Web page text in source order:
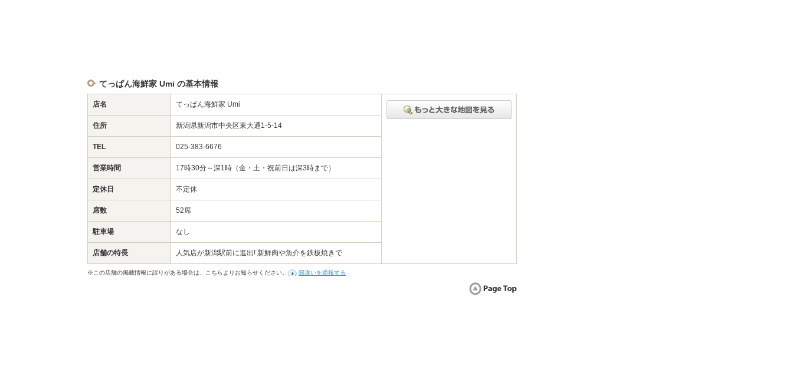
てっぱん海鮮家 Umi の基本情報
店名 てっぱん海鮮家 Umi
住所 新潟県新潟市中央区東大通1-5-14
TEL 025-383-6676
営業時間 17時30分～深1時（金・土・祝前日は深3時まで）
定休日 不定休
席数 52席
駐車場 なし
店舗の特長 人気店が新潟駅前に進出! 新鮮肉や魚介を鉄板焼きで
※この店舗の掲載情報に誤りがある場合は、こちらよりお知らせください。 間違いを通報する